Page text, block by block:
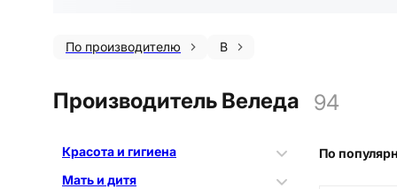
По производителю В
Производитель Веледа 94
Красота и гигиена
Мать и дитя
По